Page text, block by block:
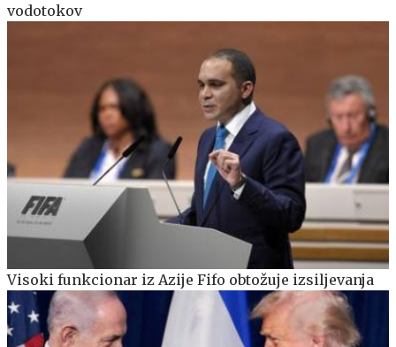
vodotokov
Visoki funkcionar iz Azije Fifo obtožuje izsiljevanja